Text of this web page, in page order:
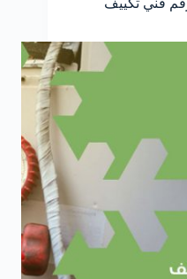
تكييف الاحمدي 62224041 رقم فني تكييف